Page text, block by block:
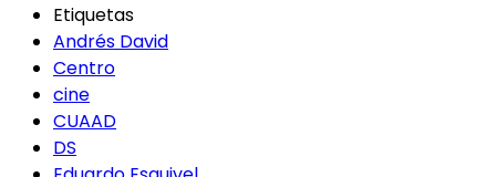
Etiquetas
Andrés David
Centro
cine
CUAAD
DS